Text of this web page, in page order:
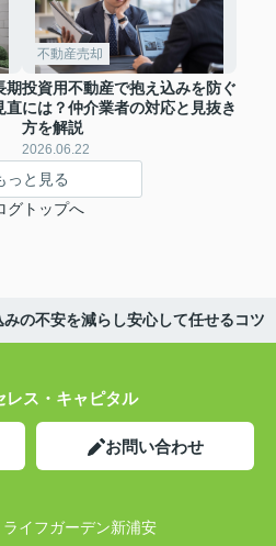
期
直
不動産売却
投資用不動産で抱え込みを防ぐ
には？仲介業者の対応と見抜き
方を解説
2026.06.22
っと見る
グトップへ
の不安を減らし安心して任せるコツ
レス・キャピタル
お問い合わせ
イフガーデン新浦安